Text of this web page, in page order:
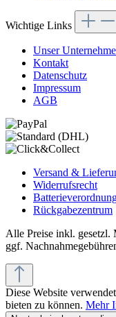
Wichtige Links
Unser
Kontakt
Datenschutz
Impressum
AGB
Versand &
Widerrufsrecht
Rückgabezentrum
Alle Preise inkl. gesetzl.
ggf.
Diese Website
bieten zu können. Mehr